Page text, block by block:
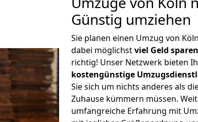
Günstig umziehen
Sie planen einen Umzug von
dabei möglichstviel Geld
richtig! Unser Netzwerk bieten
kostengünstige
Sie sich um nichts anderes als
Zuhause kümmern müssen.
umfangreiche Erfahrung mit